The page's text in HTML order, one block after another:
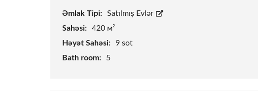
Əmlak Tipi: Satılmış Evlər
Sahəsi:
420 м²
Həyət Sahəsi:
9 sot
Bath room:
5